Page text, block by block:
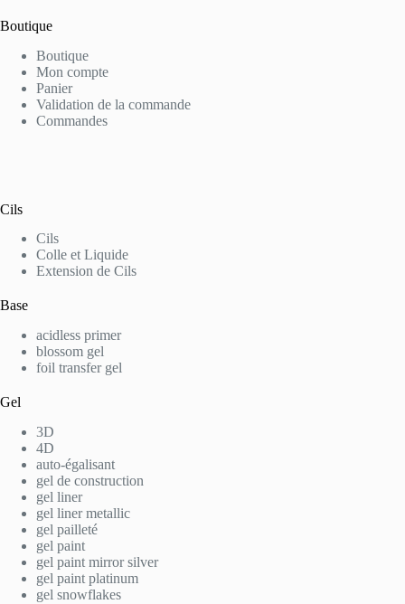
Boutique
Boutique
Mon compte
Panier
Validation de la commande
Commandes
Cils
Cils
Colle et Liquide
Extension de Cils
Base
acidless primer
blossom gel
foil transfer gel
Gel
3D
4D
auto-égalisant
gel de construction
gel liner
gel liner metallic
gel pailleté
gel paint
gel paint mirror silver
gel paint platinum
gel snowflakes